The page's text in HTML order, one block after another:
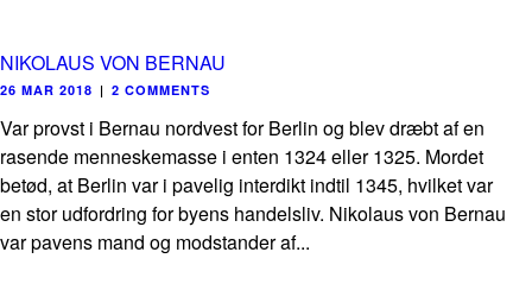
NIKOLAUS VON BERNAU
26 MAR 2018 | 2 COMMENTS
Var provst i Bernau nordvest for Berlin og blev dræbt af en
rasende menneskemasse i enten 1324 eller 1325. Mordet
betød, at Berlin var i pavelig interdikt indtil 1345, hvilket var
en stor udfordring for byens handelsliv. Nikolaus von Bernau
var pavens mand og modstander af...